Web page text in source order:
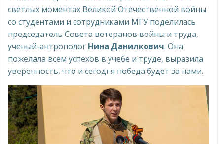
светлых моментах Великой Отечественной войны
со студентами и сотрудниками МГУ поделилась
председатель Совета ветеранов войны и труда,
ученый-антрополог Нина Данилкович. Она
пожелала всем успехов в учебе и труде, выразила
уверенность, что и сегодня победа будет за нами.